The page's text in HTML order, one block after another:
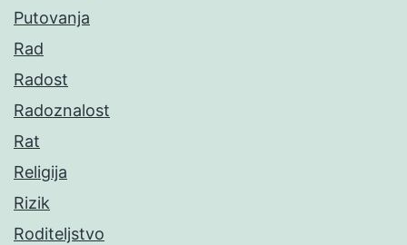
Putovanja
Rad
Radost
Radoznalost
Rat
Religija
Rizik
Roditeljstvo